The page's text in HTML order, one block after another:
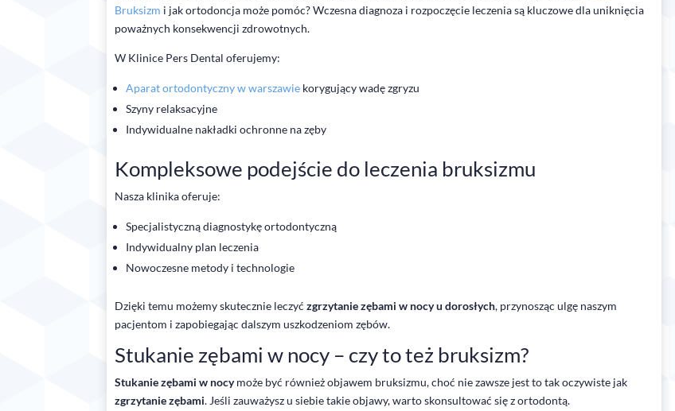
Bruksizm i jak ortodoncja może pomóc? Wczesna diagnoza i rozpoczęcie leczenia są kluczowe dla uniknięcia
poważnych konsekwencji zdrowotnych.
W Klinice Pers Dental oferujemy:
Aparat ortodontyczny w warszawie korygujący wadę zgryzu
Szyny relaksacyjne
Indywidualne nakładki ochronne na zęby
Kompleksowe podejście do leczenia bruksizmu
Nasza klinika oferuje:
Specjalistyczną diagnostykę ortodontyczną
Indywidualny plan leczenia
Nowoczesne metody i technologie
Dzięki temu możemy skutecznie leczyćzgrzytanie zębami w nocy u dorosłych, przynosząc ulgę naszym
pacjentom i zapobiegając dalszym uszkodzeniom zębów.
Stukanie zębami w nocy – czy to też bruksizm?
Stukanie zębami w nocymoże być również objawem bruksizmu, choć nie zawsze jest to tak oczywiste jak
zgrzytanie zębami. Jeśli zauważysz u siebie takie objawy, warto skonsultować się z ortodontą.